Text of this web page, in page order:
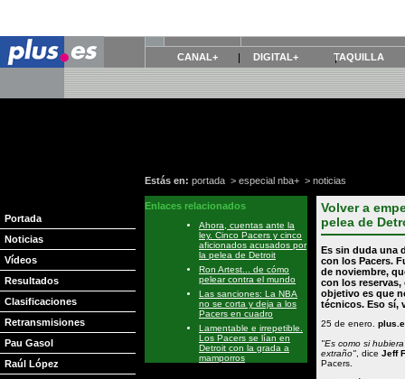
CANAL+ DIGITAL+ TAQUILLA
Portada
Noticias
Vídeos
Resultados
Clasificaciones
Retransmisiones
Pau Gasol
Raúl López
Estás en: portada > especial nba+ > noticias
Enlaces relacionados
Ahora, cuentas ante la
ley. Cinco Pacers y cinco
aficionados acusados por
la pelea de Detroit
Ron Artest... de cómo
pelear contra el mundo
Las sanciones: La NBA
no se corta y deja a los
Pacers en cuadro
Lamentable e irrepetible.
Los Pacers se lían en
Detroit con la grada a
mamporros
Volver a
pelea de
Es sin duda una
con los Pacers.
de noviembre,
con los
objetivo es que
técnicos. Eso sí,
25 de enero.
"Es como si
extraño" , dice Jeff
Pacers.